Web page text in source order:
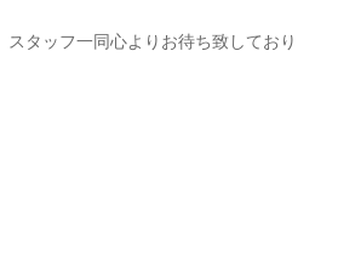
スタッフ一同心よりお待ち致しており